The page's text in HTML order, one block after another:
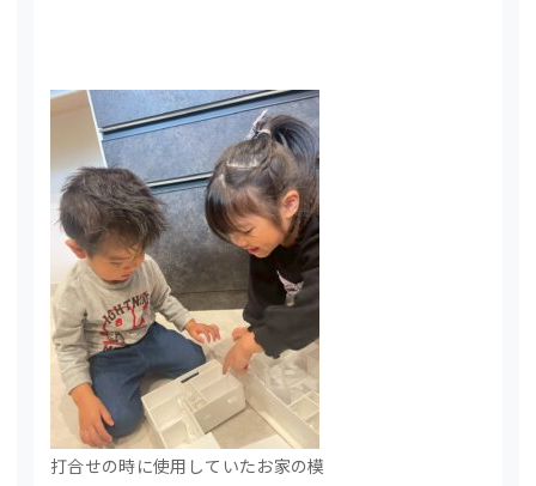
打合せの時に使用していたお家の模